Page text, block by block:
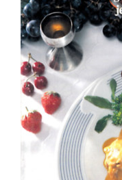
KAPCSOLAT
CONTACT